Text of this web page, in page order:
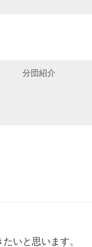
分団紹介
いと思います。